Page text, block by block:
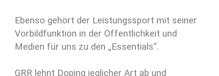
Ebenso gehört der Leistungssport mit seiner
Vorbildfunktion in der Öffentlichkeit und
Medien für uns zu den „Essentials“.
GRR lehnt Doping jeglicher Art ab und